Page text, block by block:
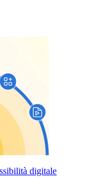
digitale